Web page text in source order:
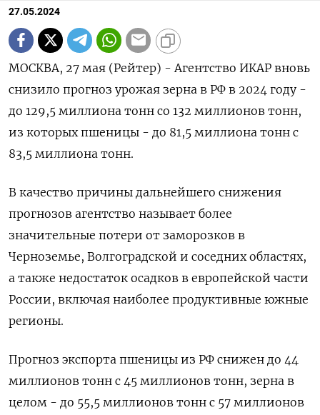
27.05.2024
МОСКВА, 27 мая (Рейтер) - Агентство ИКАР вновь
снизило прогноз урожая зерна в РФ в 2024 году -
до 129,5 миллиона тонн со 132 миллионов тонн,
из которых пшеницы - до 81,5 миллиона тонн с
83,5 миллиона тонн.
В качество причины дальнейшего снижения
прогнозов агентство называет более
значительные потери от заморозков в
Черноземье, Волгоградской и соседних областях,
а также недостаток осадков в европейской части
России, включая наиболее продуктивные южные
регионы.
Прогноз экспорта пшеницы из РФ снижен до 44
миллионов тонн с 45 миллионов тонн, зерна в
целом - до 55,5 миллионов тонн с 57 миллионов